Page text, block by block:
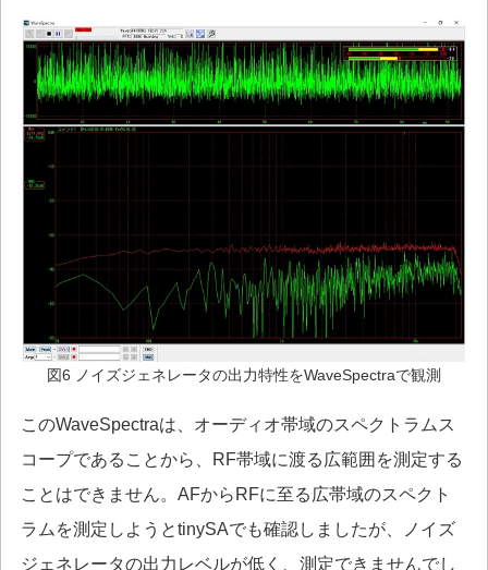
図6 ノイズジェネレータの出力特性をWaveSpectraで観測
このWaveSpectraは、オーディオ帯域のスペクトラムス
コープであることから、RF帯域に渡る広範囲を測定する
ことはできません。AFからRFに至る広帯域のスペクト
ラムを測定しようとtinySAでも確認しましたが、ノイズ
ジェネレータの出力レベルが低く、測定できませんでし